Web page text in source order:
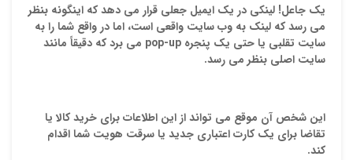
یک جاعل! لینکی در یک ایمیل جعلی قرار می دهد که اینگونه بنظر
می رسد که لینک به وب سایت واقعی است، اما در واقع شما را به
سایت تقلبی یا حتی یک پنجره pop-up می برد که دقیقاً مانند
سایت اصلی بنظر می رسد.
این شخص آن موقع می تواند از این اطلاعات برای خرید کالا یا
تقاضا برای یک کارت اعتباری جدید یا سرقت هویت شما اقدام
کند.